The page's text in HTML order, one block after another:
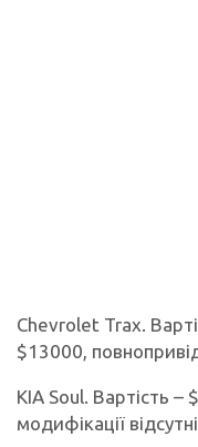
Chevrolet Trax.
$13000,
KIA Soul. Вартість –
модифікації